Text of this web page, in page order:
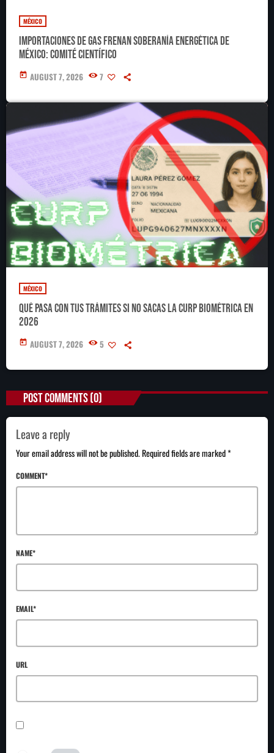
MÉXICO
Importaciones de gas frenan soberanía energética de
México: Comité científico
today AUGUST 7, 2026 7
MÉXICO
Qué pasa con tus trámites si no sacas la CURP Biométrica en
2026
today AUGUST 7, 2026 5
POST COMMENTS (0)
Leave a reply
Your email address will not be published. Required fields are marked *
COMMENT*
NAME*
EMAIL*
URL